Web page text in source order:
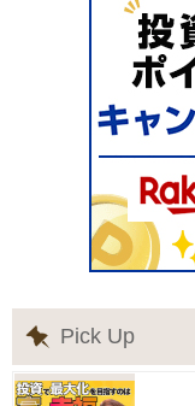
Pick Up